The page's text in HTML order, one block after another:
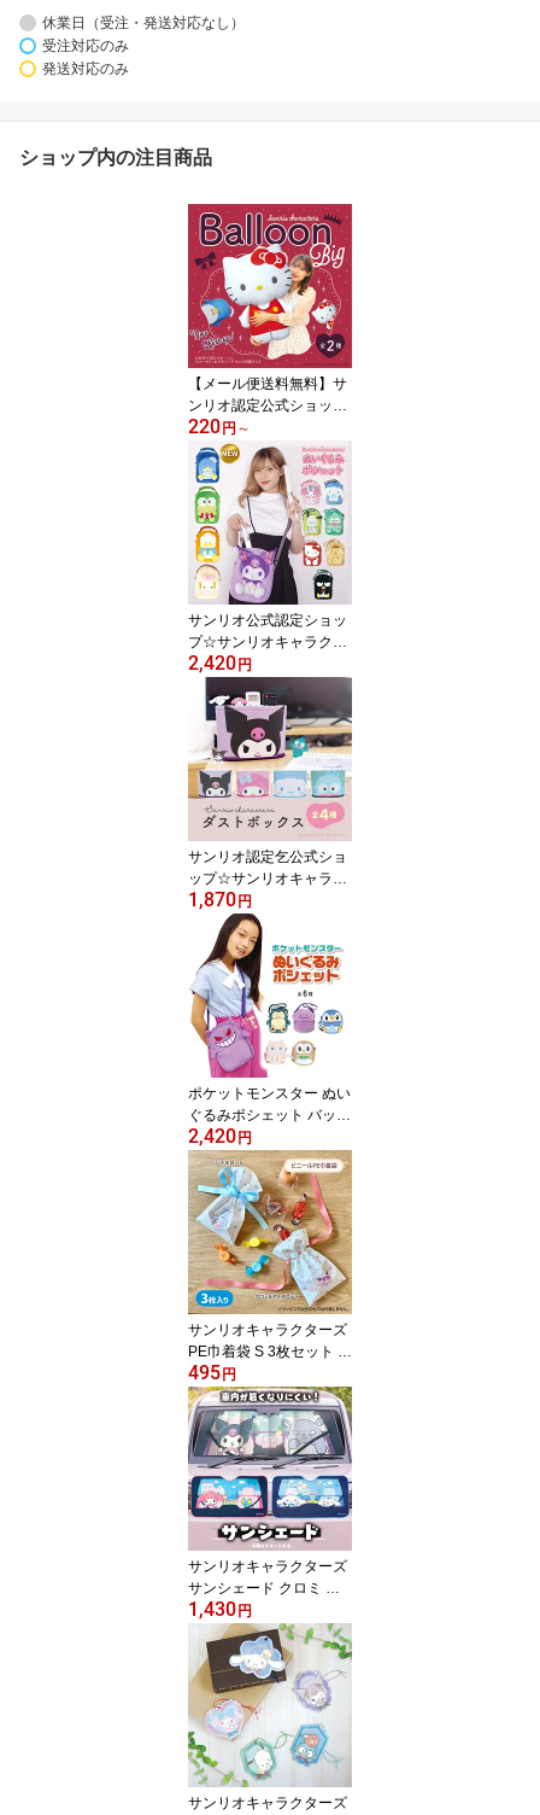
休業日（受注・発送対応なし）
受注対応のみ
発送対応のみ
ショップ内の注目商品
【メール便送料無料】サ
ンリオ認定公式ショップ
☆サンリオキャラクター
ズ ダイカットバルーン
風船 クロミ マイメロデ
ィ シナモロール ポチャ
ッコ ハンギョドン ポム
ポムプリン ハローキティ
タキシードサム キャラク
ター グッズ
220 円 ～
サンリオ公式認定ショッ
プ☆サンリオキャラクタ
ーズ ぬいぐるみポシェッ
ト バッグ ショルダー ス
マホ ポケット 推し活 お
給仕バッグ キャラクター
グッズ
2,420 円
サンリオ認定乞公式ショ
ップ☆サンリオキャラク
ターズ ダストボックス
ゴミ箱 クロミ マイメロ
ディ シナモロール ハン
ギョドン カー用品 キャ
ラクター グッズ
1,870 円
ポケットモンスター ぬい
ぐるみポシェット バッグ
ショルダー スマホ ポケ
ット キャラクター
2,420 円
サンリオキャラクターズ
PE巾着袋 S 3枚セット ク
ロミ＆マイメロディ シナ
モロール プレゼント ギ
フト ラッピング キャラ
クター グッズ
495 円
サンリオキャラクターズ
サンシェード クロミ マ
イメロディ シナモロール
カー用品 日よけ キャラ
クター グッズ
1,430 円
サンリオキャラクターズ